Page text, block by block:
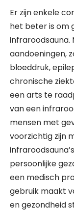
Er zijn enkele
het beter is om
infraroodsauna.
aandoeningen,
bloeddruk,
chronische
een arts te
van een
mensen met
voorzichtig zijn
persoonlijke
een medisch
gebruik maakt
en gezondheid